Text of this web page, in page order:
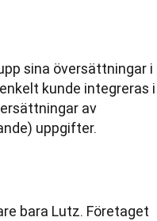
sina översättningar i
kunde integreras i
av
uppgifter.
bara Lutz. Företaget